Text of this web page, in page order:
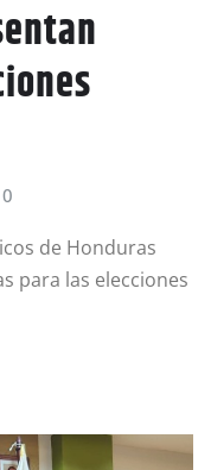
0
de Honduras
para las elecciones